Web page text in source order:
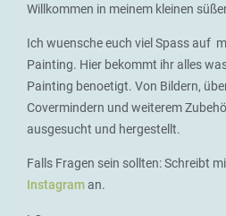
Willkommen in meinem kleinen
Ich wuensche euch viel Spass auf
Painting. Hier bekommt ihr alles
Painting benoetigt. Von Bildern,
Covermindern und weiterem
ausgesucht und hergestellt.
Falls Fragen sein sollten: Schreibt
Instagraman.